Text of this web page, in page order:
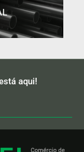
aqui!